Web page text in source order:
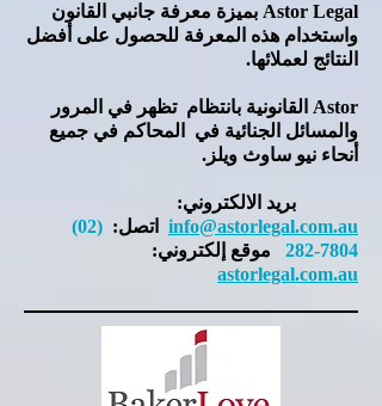
Astor Legal بميزة معرفة جانبي القانون
واستخدام هذه المعرفة للحصول على أفضل
النتائج لعملائها.
Astor القانونية بانتظام تظهر في المرور
والمسائل الجنائية في
المحاكم في جميع
أنحاء نيو ساوث ويلز.
بريد الالكتروني:
info@astorlegal.com.au
اتصل:
(02)
7804-282
موقع إلكتروني:
astorlegal.com.au